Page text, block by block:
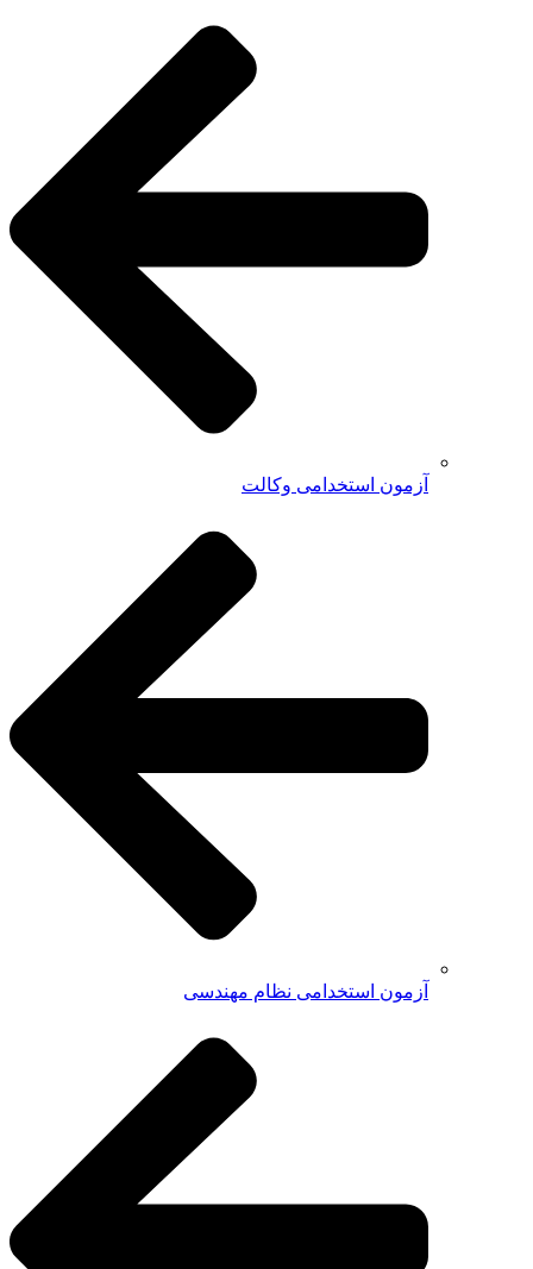
آزمون استخدامی وکالت
آزمون استخدامی نظام مهندسی